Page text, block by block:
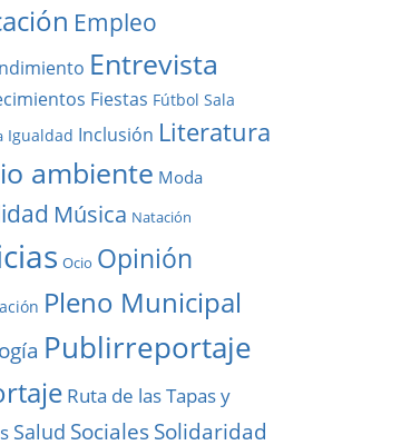
Empleo
Entrevista
Fiestas Fútbol Sala
Igualdad Inclusión Literatura
ambiente Moda
Música Natación
Ocio Opinión
Pleno Municipal
Publirreportaje
Ruta de las Tapas y
Salud SocialesSolidaridad